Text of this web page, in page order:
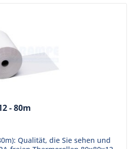
- 80m
Qualität, die Sie sehen und